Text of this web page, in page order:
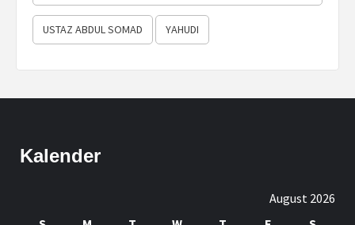
USTAZ ABDUL SOMAD YAHUDI
Kalender
August 2026